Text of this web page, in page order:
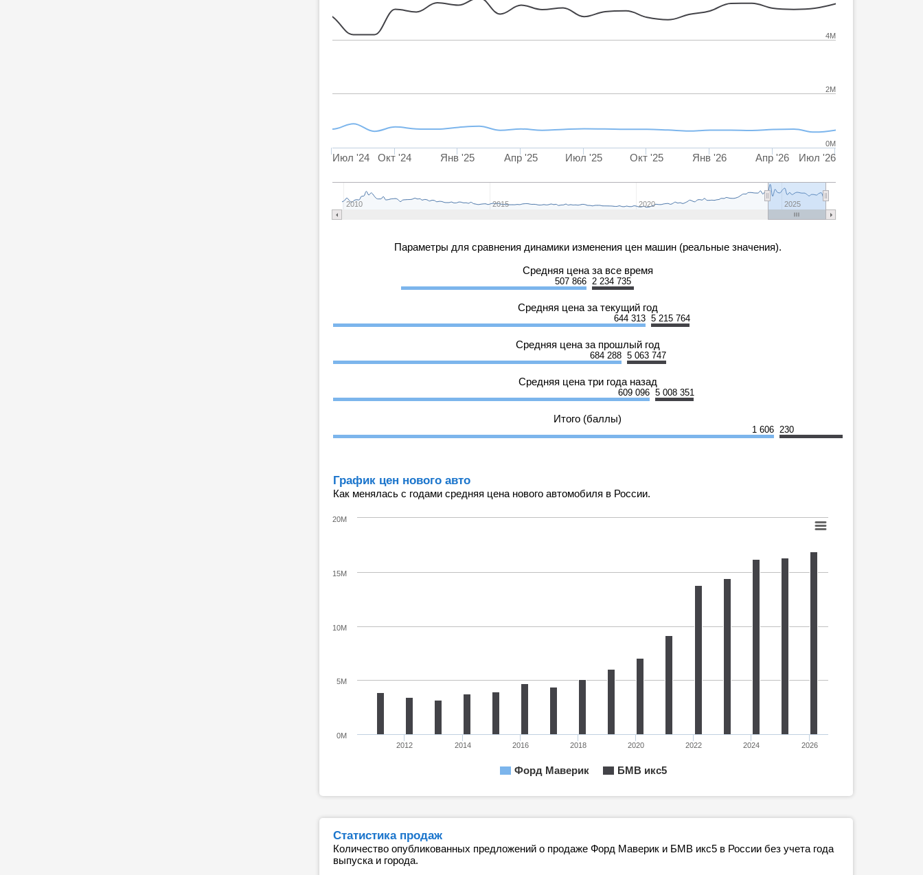
Июл '24 Окт '24 Янв '25 Апр '25 Июл '25 Окт '25 Янв '26 Апр '26 Июл '26
2010 2015 2020 2025
0M
2M
4M
Параметры для сравнения динамики изменения цен машин (реальные значения).
Средняя цена за все время
507 866 2 234 735
Средняя цена за текущий год
644 313 5 215 764
Средняя цена за прошлый год
684 288 5 063 747
Средняя цена три года назад
609 096 5 008 351
Итого (баллы)
1 606 230
График цен нового авто
Как менялась с годами средняя цена нового автомобиля в России.
Форд Маверик БМВ икс5
2020
2012 2014 2016 2018 2022 2024 2026
0M
5M
10M
15M
20M
Статистика продаж
Количество опубликованных предложений о продаже Форд Маверик и БМВ икс5 в России без учета года
выпуска и города.